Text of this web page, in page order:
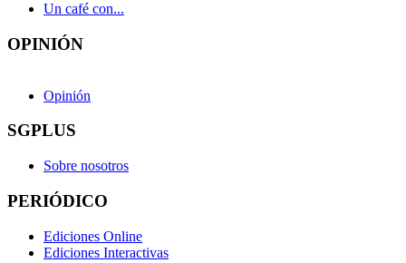
Un café con...
OPINIÓN
Opinión
SGPLUS
Sobre nosotros
PERIÓDICO
Ediciones Online
Ediciones Interactivas